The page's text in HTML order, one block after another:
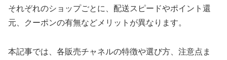
それぞれのショップごとに、配送スピードやポイント還
元、クーポンの有無などメリットが異なります。
本記事では、各販売チャネルの特徴や選び方、注意点ま